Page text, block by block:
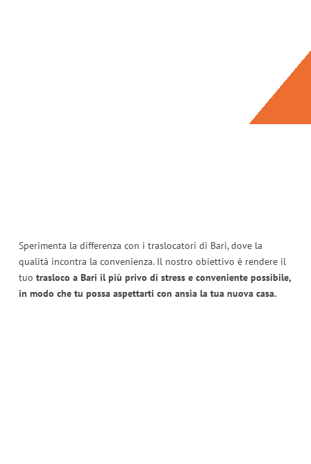
Sperimenta la differenza con i traslocatori di Bari, dove la
qualità incontra la convenienza. Il nostro obiettivo è rendere il
tuo trasloco a Bari il più privo di stress e conveniente possibile,
in modo che tu possa aspettarti con ansia la tua nuova casa.